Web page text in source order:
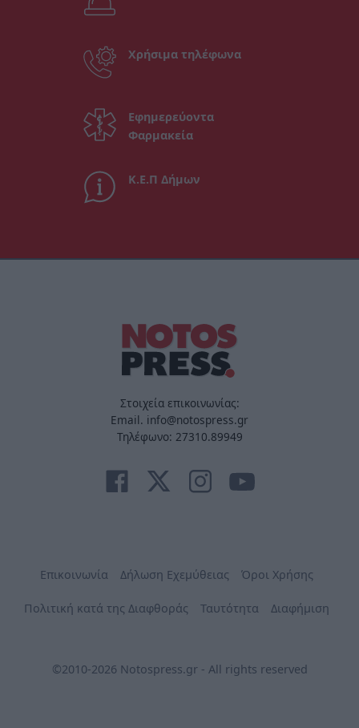
Χρήσιμα τηλέφωνα
Εφημερεύοντα
Φαρμακεία
Κ.Ε.Π Δήμων
Στοιχεία επικοινωνίας:
Email. info@notospress.gr
Τηλέφωνο: 27310.89949
Επικοινωνία Δήλωση Εχεμύθειας Όροι Χρήσης
Πολιτική κατά της Διαφθοράς Ταυτότητα Διαφήμιση
©2010-2026 Notospress.gr - All rights reserved